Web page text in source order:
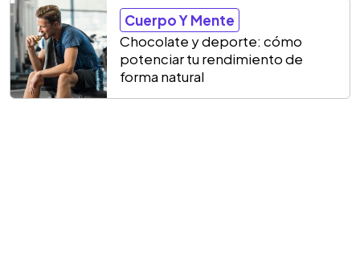
Cuerpo Y Mente
Chocolate y deporte: cómo
potenciar tu rendimiento de
forma natural